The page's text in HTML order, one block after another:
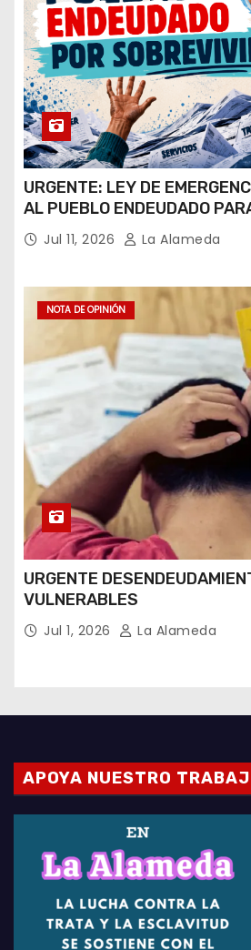
URGENTE: LEY DE
AL PUEBLO ENDEUDADO
Jul 11, 2026 La Alameda
NOTA DE OPINIÓN
URGENTE
VULNERABLES
Jul 1, 2026 La Alameda
APOYA NUESTRO